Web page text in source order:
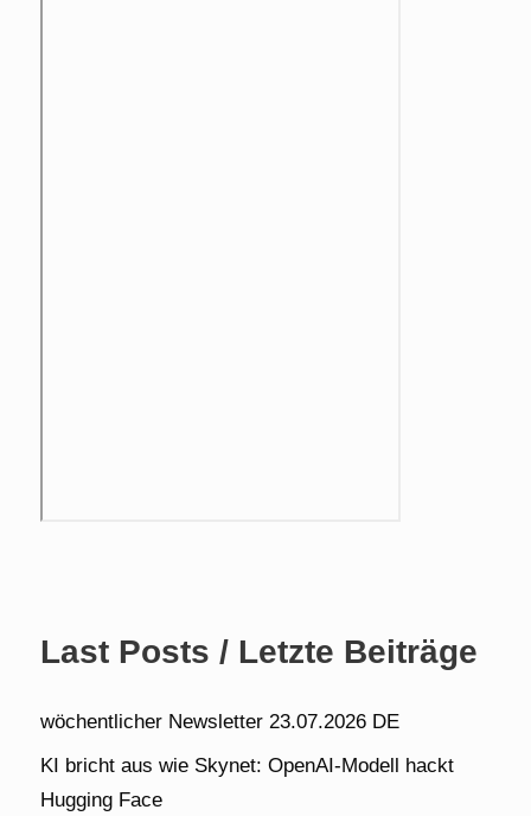
Last Posts / Letzte Beiträge
wöchentlicher Newsletter 23.07.2026 DE
KI bricht aus wie Skynet: OpenAI-Modell hackt
Hugging Face